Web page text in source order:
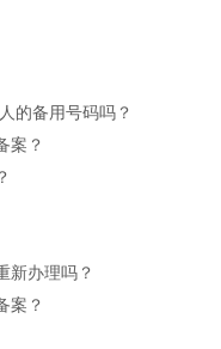
的备用号码吗？
案？
新办理吗？
案？